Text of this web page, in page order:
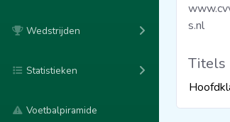
Wedstrijden
Statistieken
Voetbalpiramide
s.nl
Titels